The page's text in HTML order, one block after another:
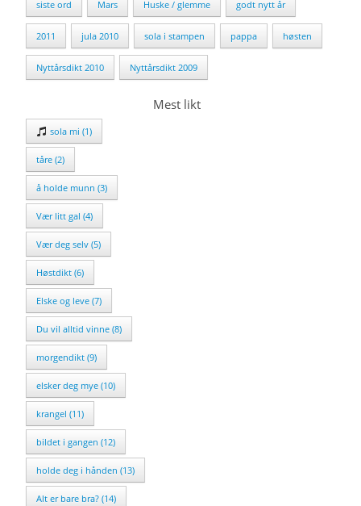
siste ord Mars Huske / glemme godt nytt år
2011 jula 2010 sola i stampen pappa høsten
Nyttårsdikt 2010 Nyttårsdikt 2009
Mest likt
sola mi (1)
tåre (2)
å holde munn (3)
Vær litt gal (4)
Vær deg selv (5)
Høstdikt (6)
Elske og leve (7)
Du vil alltid vinne (8)
morgendikt (9)
elsker deg mye (10)
krangel (11)
bildet i gangen (12)
holde deg i hånden (13)
Alt er bare bra? (14)